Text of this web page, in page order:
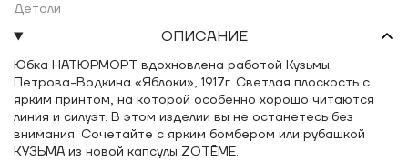
Детали
ОПИСАНИЕ
Юбка НАТЮРМОРТ вдохновлена работой Кузьмы
Петрова-Водкина «Яблоки», 1917г. Светлая плоскость с
ярким принтом, на которой особенно хорошо читаются
линия и силуэт. В этом изделии вы не останетесь без
внимания. Сочетайте с ярким бомбером или рубашкой
КУЗЬМА из новой капсулы ZOTĒME.